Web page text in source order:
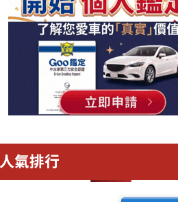
人氣排行